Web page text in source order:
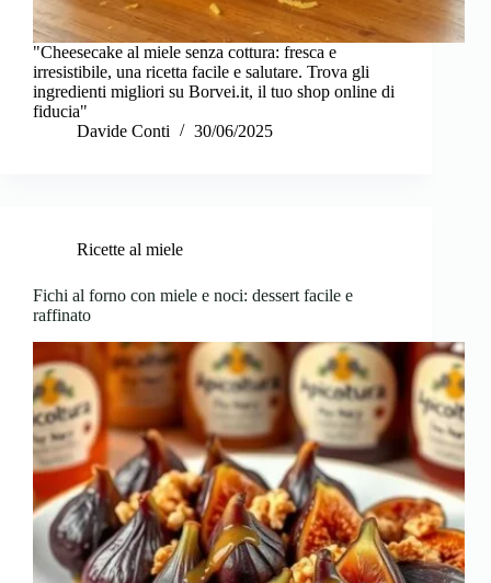
"Cheesecake al miele senza cottura: fresca e
irresistibile, una ricetta facile e salutare. Trova gli
ingredienti migliori su Borvei.it, il tuo shop online di
fiducia"
Davide Conti
30/06/2025
Ricette al miele
Fichi al forno con miele e noci: dessert facile e
raffinato